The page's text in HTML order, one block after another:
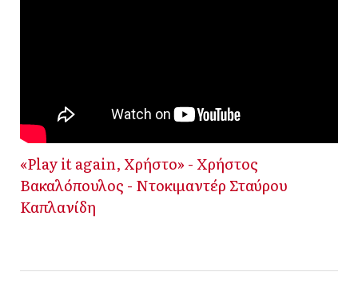
«Play it again, Χρήστο» - Χρήστος
Βακαλόπουλος - Ντοκιμαντέρ Σταύρου
Καπλανίδη